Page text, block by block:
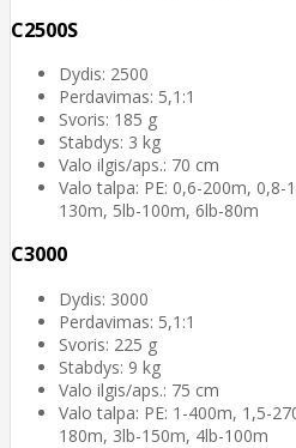
C2500S
Dydis: 2500
Perdavimas: 5,1:1
Svoris: 185 g
Stabdys: 3 kg
Valo ilgis/aps.: 70 cm
Valo talpa: PE: 0,6-200m,
130m, 5lb-100m, 6lb-80m
C3000
Dydis: 3000
Perdavimas: 5,1:1
Svoris: 225 g
Stabdys: 9 kg
Valo ilgis/aps.: 75 cm
Valo talpa: PE: 1-400m, 1,5-
180m, 3lb-150m, 4lb-100m